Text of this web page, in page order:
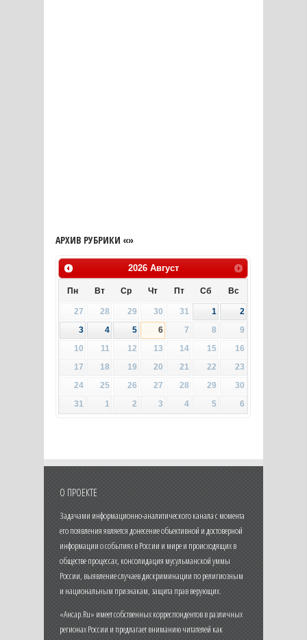
АРХИВ РУБРИКИ «»
2026 Август
Пн Вт Ср Чт Пт Сб Вс
27 28 29 30 31 1
2
3
4 5 6 7 8
9
10
11 12 13 14 15
16
17
18 19 20 21 22
23
24
25 26 27 28 29
30
31
1 2 3 4 5 6
О ПРОЕКТЕ
Задачами информационно-аналитического канала с момента
его появления является донесение объективной и достоверной
информации о событиях в России и мире и происходящих в
обществе процессах, консолидация мусульманской уммы
России, выявление случаев дискриминации по религиозным
и национальным признакам, защита прав верующих.
«Ансар.Ru» имеет собственных корреспондентов в различных
регионах России и предлагает вниманию читателей как